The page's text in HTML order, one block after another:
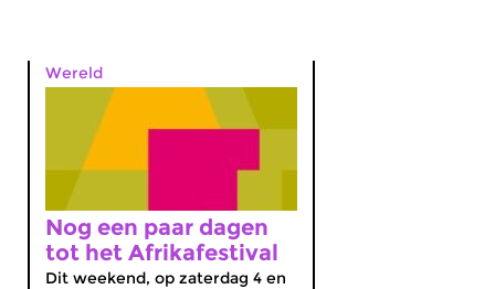
Wereld
Nog een paar dagen
tot het Afrikafestival
Dit weekend, op zaterdag 4 en